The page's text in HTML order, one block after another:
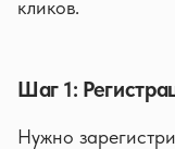
кликов.
Шаг 1:
Нужно